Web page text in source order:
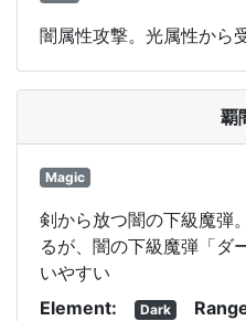
闇属性攻撃。光属性から
覇
Magic
剣から放つ闇の下級魔弾
るが、闇の下級魔弾「ダ
いやすい
Element
Dark